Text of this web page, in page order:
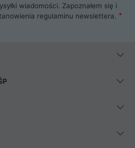
wiadomości. Zapoznałem się i
regulaminu newslettera.